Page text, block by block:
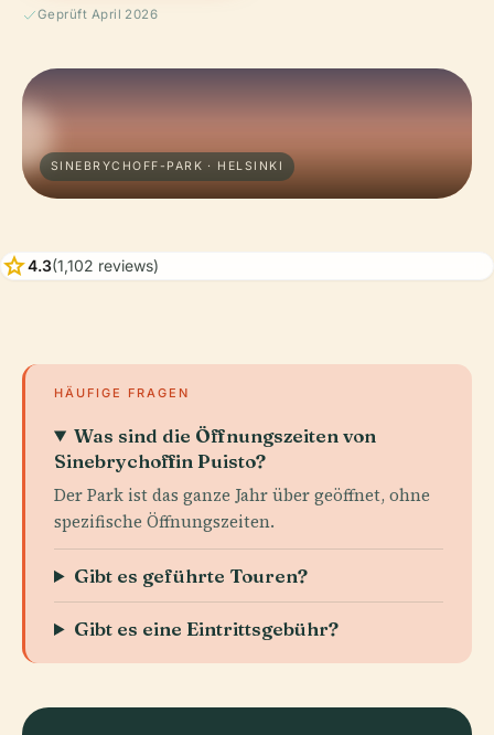
Geprüft April 2026
SINEBRYCHOFF-PARK · HELSINKI
star4.3(1,102 reviews)
HÄUFIGE FRAGEN
Was sind die Öffnungszeiten von
Sinebrychoffin Puisto?
Der Park ist das ganze Jahr über geöffnet, ohne
spezifische Öffnungszeiten.
Gibt es geführte Touren?
Gibt es eine Eintrittsgebühr?